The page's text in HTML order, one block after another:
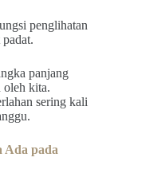
penglihatan
panjang
oleh kita.
sering kali
Ada pada